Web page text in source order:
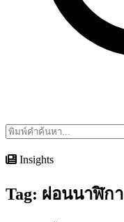
Insights
Tag: ผ่อนนาฬิกา